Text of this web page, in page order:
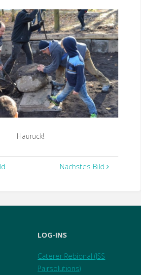
Hauruck!
Nächstes Bild
LOG-INS
Caterer Rebional (ISS
Pairsolutions)